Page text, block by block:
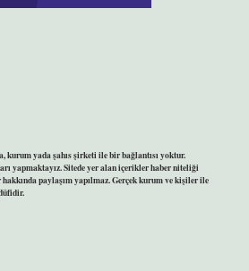
kurum yada şahıs şirketi ile bir bağlantısı yoktur.
yapmaktayız. Sitede yer alan içerikler haber niteliği
paylaşım yapılmaz. Gerçek kurum ve kişiler ile